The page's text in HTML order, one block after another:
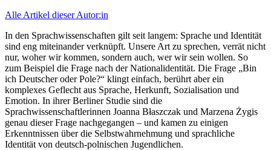
Alle Artikel dieser Autor:in
In den Sprachwissenschaften gilt seit langem: Sprache und Identität
sind eng miteinander verknüpft. Unsere Art zu sprechen, verrät nicht
nur, woher wir kommen, sondern auch, wer wir sein wollen. So
zum Beispiel die Frage nach der Nationalidentität. Die Frage „Bin
ich Deutscher oder Pole?“ klingt einfach, berührt aber ein
komplexes Geflecht aus Sprache, Herkunft, Sozialisation und
Emotion. In ihrer Berliner Studie sind die
Sprachwissenschaftlerinnen Joanna Błaszczak und Marzena Żygis
genau dieser Frage nachgegangen – und kamen zu einigen
Erkenntnissen über die Selbstwahrnehmung und sprachliche
Identität von deutsch-polnischen Jugendlichen.